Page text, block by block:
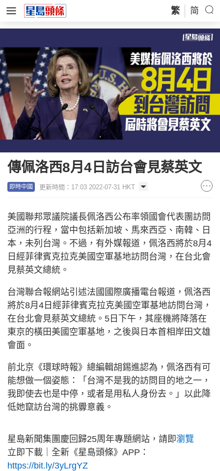
繁 简
傳佩洛西8月4日訪台會見蔡英文
即時中國 更新時間：17:03 2022-07-31 HKT
美國聯邦眾議院議長佩洛西公布率領國會代表團訪問
亞洲的行程，當中包括新加坡、馬來西亞、南韓、日
本，未列台灣。不過，有外媒報道，佩洛西將於8月4
日經菲律賓克拉克美國空軍基地訪問台灣，在台北會
見蔡英文總統。
台灣聯合報網站引述法國國際廣播電台報道，佩洛西
將於8月4日經菲律賓克拉克美國空軍基地訪問台灣，
在台北會見蔡英文總統。5日下午，其座機將降落在
東京的橫田美國空軍基地，之後與日本首相岸田文雄
會面。
前北京《環球時報》總編輯胡錫進認為，佩洛西有可
能想做一個姿態：「台灣不是我的訪問目的地之一，
我即使去也是中停，或者是用私人身份去。」以此降
低她竄訪台灣的挑釁意義。
星島新聞集團慶回歸25周年專題網站，請即瀏覽
立即下載｜全新《星島頭條》APP：
https://bit.ly/3yLrgYZ